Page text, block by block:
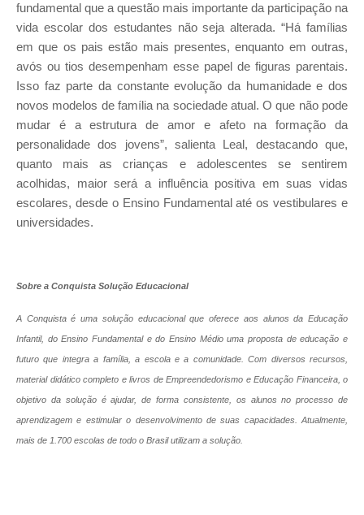
fundamental que a questão mais importante da participação na
vida escolar dos estudantes não seja alterada. “Há famílias
em que os pais estão mais presentes, enquanto em outras,
avós ou tios desempenham esse papel de figuras parentais.
Isso faz parte da constante evolução da humanidade e dos
novos modelos de família na sociedade atual. O que não pode
mudar é a estrutura de amor e afeto na formação da
personalidade dos jovens”, salienta Leal, destacando que,
quanto mais as crianças e adolescentes se sentirem
acolhidas, maior será a influência positiva em suas vidas
escolares, desde o Ensino Fundamental até os vestibulares e
universidades.
Sobre a Conquista Solução Educacional
A Conquista é uma solução educacional que oferece aos alunos da Educação
Infantil, do Ensino Fundamental e do Ensino Médio uma proposta de educação e
futuro que integra a família, a escola e a comunidade. Com diversos recursos,
material didático completo e livros de Empreendedorismo e Educação Financeira, o
objetivo da solução é ajudar, de forma consistente, os alunos no processo de
aprendizagem e estimular o desenvolvimento de suas capacidades. Atualmente,
mais de 1.700 escolas de todo o Brasil utilizam a solução.